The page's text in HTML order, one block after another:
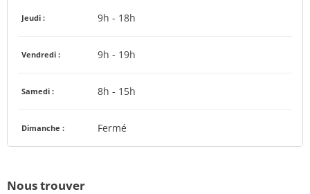
Jeudi : 9h - 18h
Vendredi : 9h - 19h
Samedi : 8h - 15h
Dimanche : Fermé
Nous trouver